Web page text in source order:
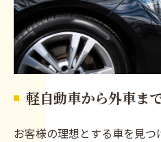
軽自動車から外車ま
お客様の理想とする車を見